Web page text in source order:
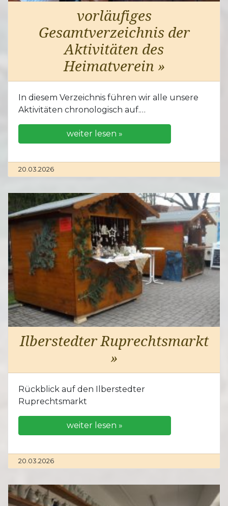
vorläufiges
Gesamtverzeichnis der
Aktivitäten des
Heimatverein »
In diesem Verzeichnis führen wir alle unsere
Aktivitäten chronologisch auf.…
weiter lesen »
20.03.2026
Ilberstedter Ruprechtsmarkt
»
Rückblick auf den Ilberstedter
Ruprechtsmarkt
weiter lesen »
20.03.2026